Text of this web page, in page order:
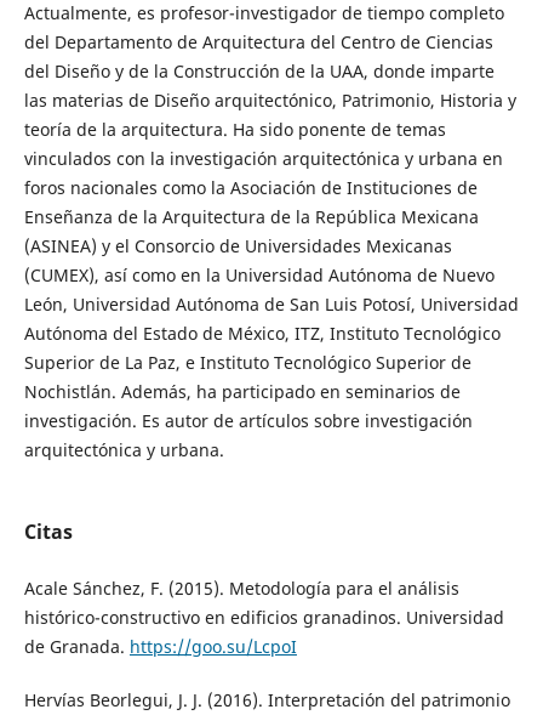
Actualmente, es profesor-investigador de tiempo completo
del Departamento de Arquitectura del Centro de Ciencias
del Diseño y de la Construcción de la UAA, donde imparte
las materias de Diseño arquitectónico, Patrimonio, Historia y
teoría de la arquitectura. Ha sido ponente de temas
vinculados con la investigación arquitectónica y urbana en
foros nacionales como la Asociación de Instituciones de
Enseñanza de la Arquitectura de la República Mexicana
(ASINEA) y el Consorcio de Universidades Mexicanas
(CUMEX), así como en la Universidad Autónoma de Nuevo
León, Universidad Autónoma de San Luis Potosí, Universidad
Autónoma del Estado de México, ITZ, Instituto Tecnológico
Superior de La Paz, e Instituto Tecnológico Superior de
Nochistlán. Además, ha participado en seminarios de
investigación. Es autor de artículos sobre investigación
arquitectónica y urbana.
Citas
Acale Sánchez, F. (2015). Metodología para el análisis
histórico-constructivo en edificios granadinos. Universidad
de Granada. https://goo.su/LcpoI
Hervías Beorlegui, J. J. (2016). Interpretación del patrimonio